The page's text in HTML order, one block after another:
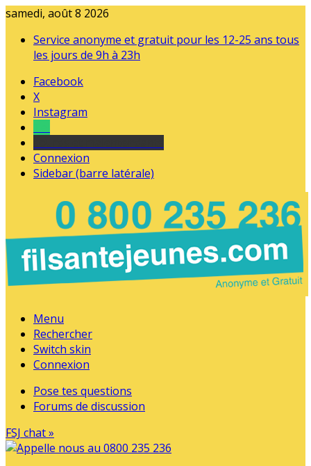
samedi, août 8 2026
Service anonyme et gratuit pour les 12-25 ans tous
les jours de 9h à 23h
Facebook
X
Instagram
Connexion
Sidebar (barre latérale)
Menu
Rechercher
Switch skin
Connexion
Pose tes questions
Forums de discussion
FSJ chat »